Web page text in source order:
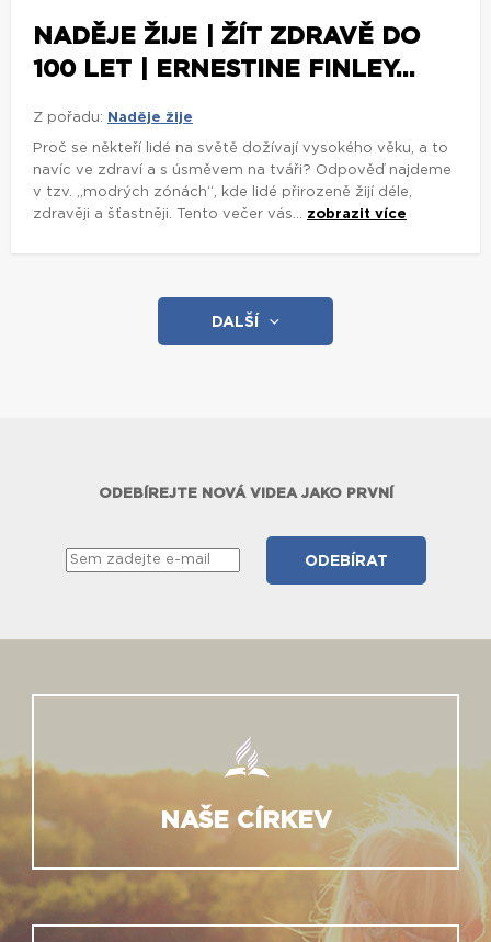
NADĚJE ŽIJE | ŽÍT ZDRAVĚ DO
100 LET | ERNESTINE FINLEY...
Z pořadu: Naděje žije
Proč se někteří lidé na světě dožívají vysokého věku, a to
navíc ve zdraví a s úsměvem na tváři? Odpověď najdeme
v tzv. „modrých zónách“, kde lidé přirozeně žijí déle,
zdravěji a šťastněji. Tento večer vás... zobrazit více
DALŠÍ
ODEBÍREJTE NOVÁ VIDEA JAKO PRVNÍ
NAŠE CÍRKEV